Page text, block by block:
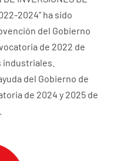
2024” ha sido
del Gobierno
de 2022 de
industriales.
del Gobierno de
de 2024 y 2025 de